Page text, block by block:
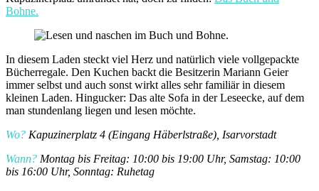
Bohne.
In diesem Laden steckt viel Herz und natürlich viele vollgepackte
Bücherregale. Den Kuchen backt die Besitzerin Mariann Geier
immer selbst und auch sonst wirkt alles sehr familiär in diesem
kleinen Laden. Hingucker: Das alte Sofa in der Leseecke, auf dem
man stundenlang liegen und lesen möchte.
Wo? Kapuzinerplatz 4 (Eingang Häberlstraße), Isarvorstadt
Wann? Montag bis Freitag: 10:00 bis 19:00 Uhr, Samstag: 10:00
bis 16:00 Uhr, Sonntag: Ruhetag